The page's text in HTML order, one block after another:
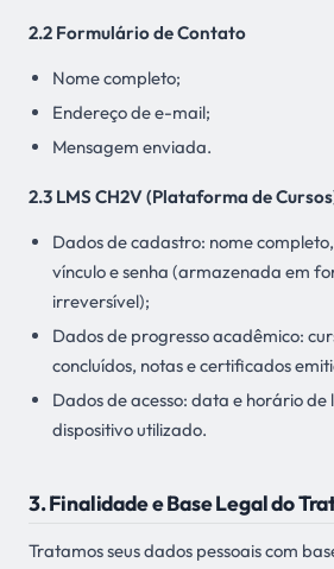
2.2 Formulário de Contato
Nome completo;
Endereço de e-mail;
Mensagem enviada.
2.3 LMS CH2V (Plataforma de
Dados de cadastro: nome
vínculo e senha (armazenada em
irreversível);
Dados de progresso acadêmico:
concluídos, notas e certificados
Dados de acesso: data e horário de
dispositivo utilizado.
3. Finalidade e Base Legal do
Tratamos seus dados pessoais com